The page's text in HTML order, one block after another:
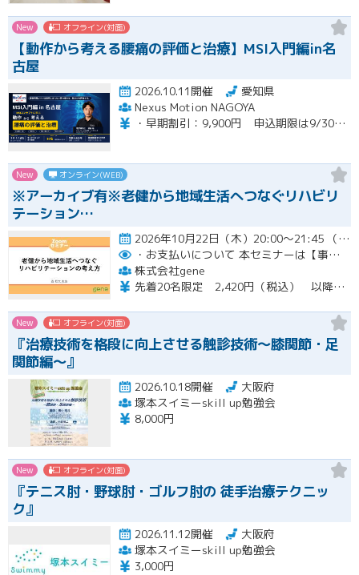
New オフライン(対面)
【動作から考える腰痛の評価と治療】MSI入門編in名
古屋
2026.10.11開催
愛知県
Nexus Motion NAGOYA
・早期割引：9,900円 申込期限は9/30（水）まで ・通常価格：12,100円 ・再受講：6,600円（MSI入門編受講歴のある方）※８名限定
New オンライン(WEB)
※アーカイブ有※老健から地域生活へつなぐリハビリ
テーション…
2026年10月22日（木）20:00～21:45 （受付開始時間 19:45）開催
・お支払いについて 本セミナーは【事前支払い（クレジットカード・銀行振込）】です。
株式会社gene
先着20名限定 2,420円（税込） 以降3,000円（税込） ※お支払い方法：クレジットカード・銀行振込 【キャンセルについて】 決済後はいかなる理由でも返金はいたしませんのでご了承ください。 受講料をお支払いいただいた方には、後日アーカイブの視聴URLをお送りいたします。
New オフライン(対面)
『治療技術を格段に向上させる触診技術～膝関節・足
関節編～』
2026.10.18開催
大阪府
塚本スイミーskill up勉強会
8,000円
New オフライン(対面)
『テニス肘・野球肘・ゴルフ肘の 徒手治療テクニッ
ク』
2026.11.12開催
大阪府
塚本スイミーskill up勉強会
3,000円